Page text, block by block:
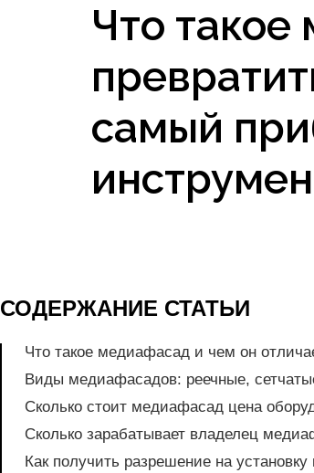
Что такое
самый
СОДЕРЖАНИЕ СТАТЬИ
Что такое медиафасад и чем он
Виды медиафасадов: реечные,
Сколько стоит медиафасад цена
Сколько зарабатывает владелец
Как получить разрешение на